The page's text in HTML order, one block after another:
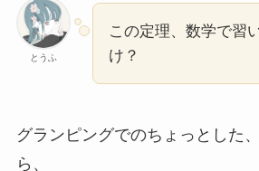
とうふ
この定理、数学で習
け？
グランピングでのちょっとした
ら、